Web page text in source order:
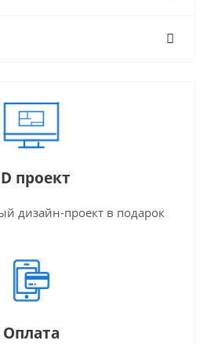
проект
дизайн-проект в подарок
Оплата